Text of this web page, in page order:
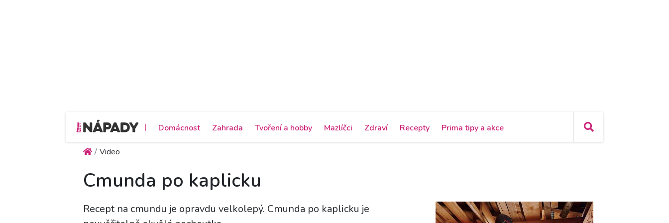
| Domácnost Zahrada Tvoření a hobby Mazlíčci Zdraví Recepty Prima tipy a akce
Video
Cmunda po kaplicku
Recept na cmundu je opravdu velkolepý. Cmunda po kaplicku je